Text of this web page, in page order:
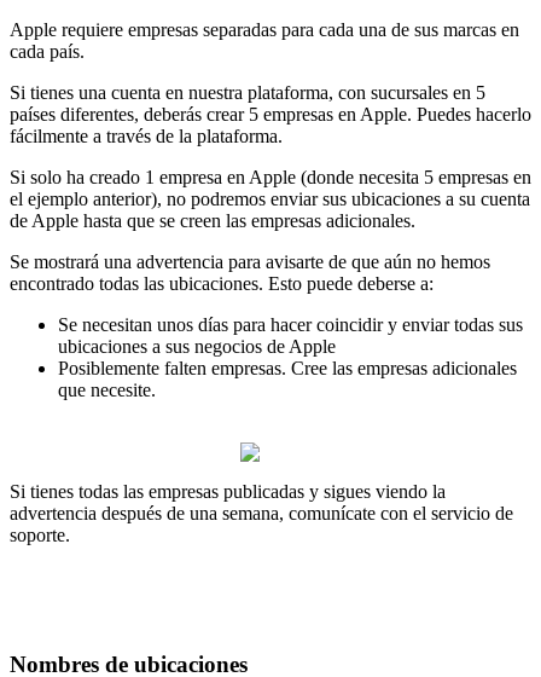
Apple requiere empresas separadas para cada una de sus marcas en
cada país.
Si tienes una cuenta en nuestra plataforma, con sucursales en 5
países diferentes, deberás crear 5 empresas en Apple. Puedes hacerlo
fácilmente a través de la plataforma.
Si solo ha creado 1 empresa en Apple (donde necesita 5 empresas en
el ejemplo anterior), no podremos enviar sus ubicaciones a su cuenta
de Apple hasta que se creen las empresas adicionales.
Se mostrará una advertencia para avisarte de que aún no hemos
encontrado todas las ubicaciones. Esto puede deberse a:
Se necesitan unos días para hacer coincidir y enviar todas sus
ubicaciones a sus negocios de Apple
Posiblemente falten empresas. Cree las empresas adicionales
que necesite.
Si tienes todas las empresas publicadas y sigues viendo la
advertencia después de una semana, comunícate con el servicio de
soporte.
Nombres de ubicaciones